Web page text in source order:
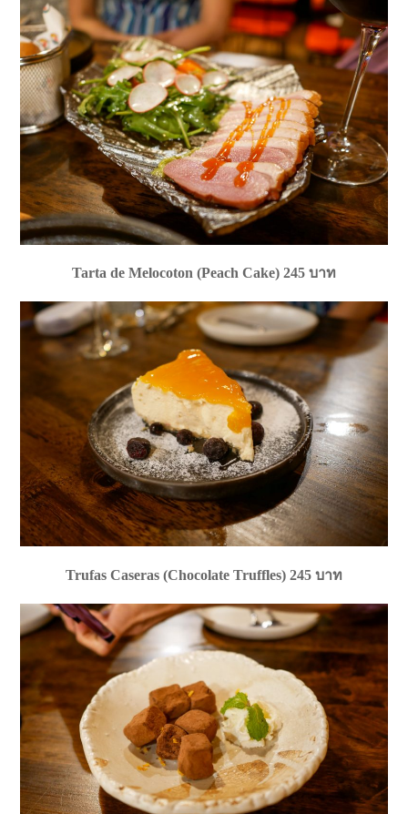
Tarta de Melocoton (Peach Cake) 245 บาท
Trufas Caseras (Chocolate Truffles) 245 บาท